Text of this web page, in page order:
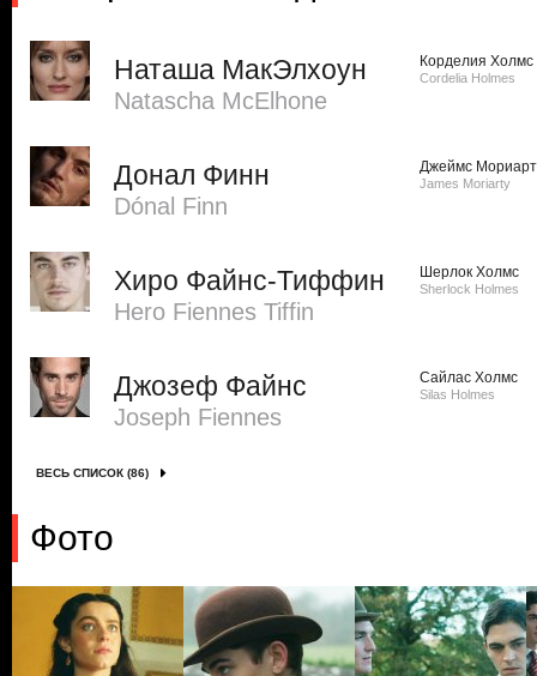
Наташа МакЭлхоун
Natascha McElhone
Корделия Холмс
Cordelia Holmes
Донал Финн
Dónal Finn
Джеймс
James Moriarty
Хиро Файнс-Тиффин
Hero Fiennes Tiffin
Шерлок Холмс
Sherlock Holmes
Джозеф Файнс
Joseph Fiennes
Сайлас Холмс
Silas Holmes
ВЕСЬ СПИСОК (86)
Фото